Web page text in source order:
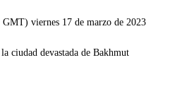
viernes 17 de marzo de 2023